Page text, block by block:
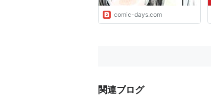
comic-days.com
関連ブログ